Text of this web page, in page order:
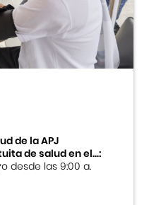
Japonés
Japonesa
de la APJ
de salud en el...:
desde las 9:00 a.